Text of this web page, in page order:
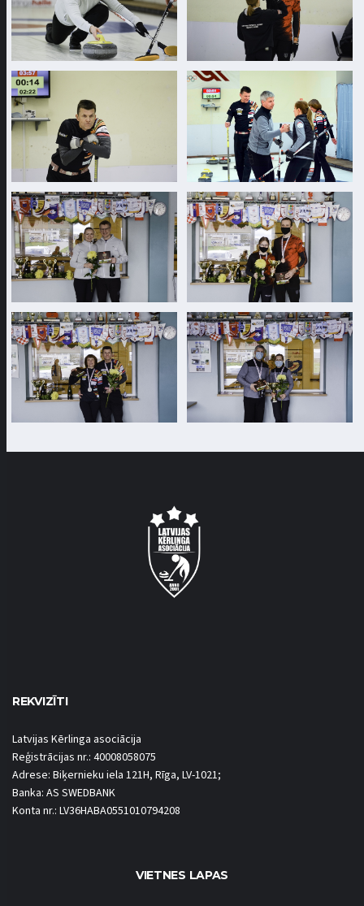
REKVIZĪTI
Latvijas Kērlinga asociācija
Reģistrācijas nr.: 40008058075
Adrese: Biķernieku iela 121H, Rīga, LV-1021;
Banka: AS SWEDBANK
Konta nr.: LV36HABA0551010794208
VIETNES LAPAS